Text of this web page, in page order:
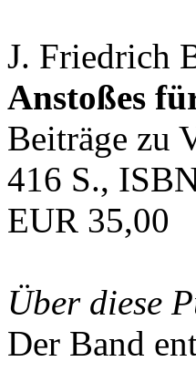
J. Friedrich
Anstoßes
Beiträge zu
416 S.,
EUR 35,00
Über diese
Der Band